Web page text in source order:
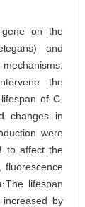
gene on the
and
the
of C.
changes in
were
to affect the
fluorescence
The lifespan
by